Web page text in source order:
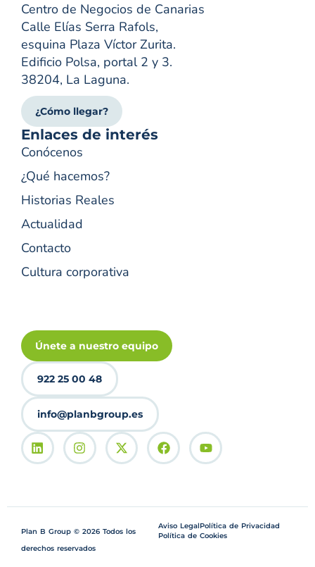
Centro de Negocios de Canarias
Calle Elías Serra Rafols,
esquina Plaza Víctor Zurita.
Edificio Polsa, portal 2 y 3.
38204, La Laguna.
¿Cómo llegar?
Enlaces de interés
Conócenos
¿Qué hacemos?
Historias Reales
Actualidad
Contacto
Cultura corporativa
Únete a nuestro equipo
922 25 00 48
info@planbgroup.es
Plan B Group © 2026 Todos los
derechos reservados
Aviso LegalPolítica de Privacidad
Política de Cookies